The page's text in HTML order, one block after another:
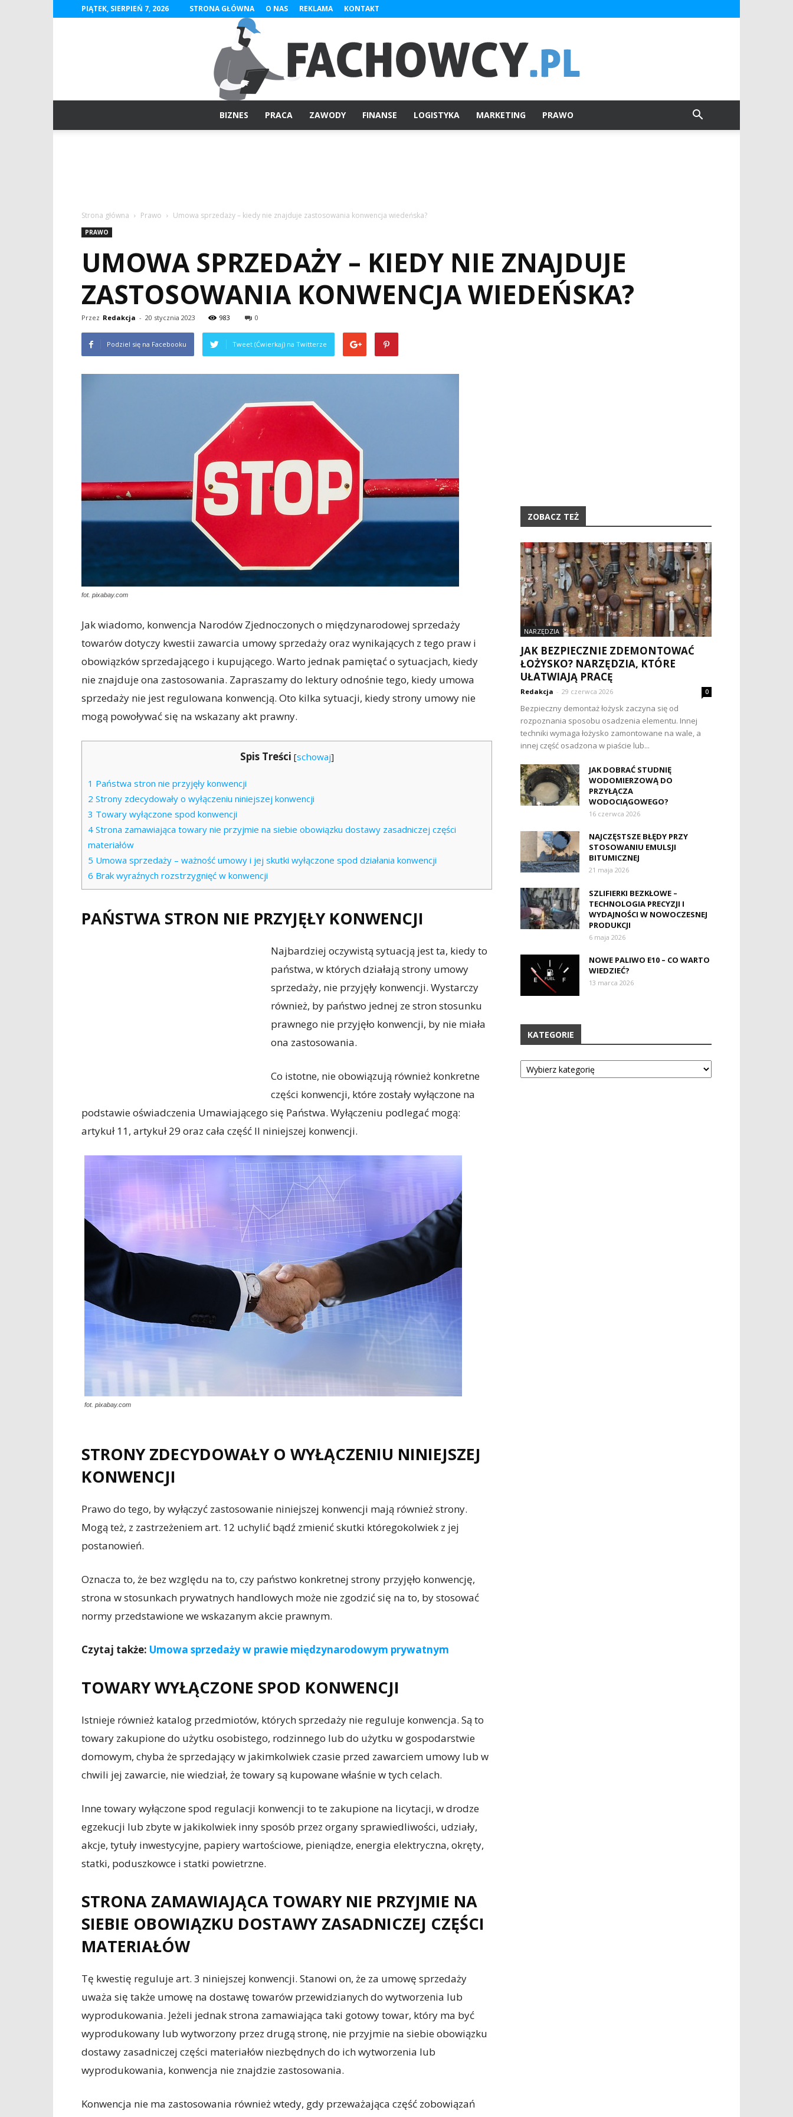
PIĄTEK, SIERPIEŃ 7, 2026 STRONA GŁÓWNA O NAS REKLAMA KONTAKT
BIZNES PRACA ZAWODY FINANSE LOGISTYKA MARKETING PRAWO
Strona główna Prawo Umowa sprzedaży – kiedy nie znajduje zastosowania konwencja wiedeńska?
PRAWO
UMOWA SPRZEDAŻY – KIEDY NIE ZNAJDUJE
ZASTOSOWANIA KONWENCJA WIEDEŃSKA?
Przez Redakcja - 20 stycznia 2023 983 0
Podziel się na Facebooku Tweet (Ćwierkaj) na Twitterze
fot. pixabay.com
Jak wiadomo, konwencja Narodów Zjednoczonych o międzynarodowej sprzedaży
towarów dotyczy kwestii zawarcia umowy sprzedaży oraz wynikających z tego praw i
obowiązków sprzedającego i kupującego. Warto jednak pamiętać o sytuacjach, kiedy
nie znajduje ona zastosowania. Zapraszamy do lektury odnośnie tego, kiedy umowa
sprzedaży nie jest regulowana konwencją. Oto kilka sytuacji, kiedy strony umowy nie
mogą powoływać się na wskazany akt prawny.
Spis Treści [schowaj]
1 Państwa stron nie przyjęły konwencji
2 Strony zdecydowały o wyłączeniu niniejszej konwencji
3 Towary wyłączone spod konwencji
4 Strona zamawiająca towary nie przyjmie na siebie obowiązku dostawy zasadniczej części
materiałów
5 Umowa sprzedaży – ważność umowy i jej skutki wyłączone spod działania konwencji
6 Brak wyraźnych rozstrzygnięć w konwencji
PAŃSTWA STRON NIE PRZYJĘŁY KONWENCJI
Najbardziej oczywistą sytuacją jest ta, kiedy to
państwa, w których działają strony umowy
sprzedaży, nie przyjęły konwencji. Wystarczy
również, by państwo jednej ze stron stosunku
prawnego nie przyjęło konwencji, by nie miała
ona zastosowania.
Co istotne, nie obowiązują również konkretne
części konwencji, które zostały wyłączone na
podstawie oświadczenia Umawiającego się Państwa. Wyłączeniu podlegać mogą:
artykuł 11, artykuł 29 oraz cała część II niniejszej konwencji.
fot. pixabay.com
STRONY ZDECYDOWAŁY O WYŁĄCZENIU NINIEJSZEJ
KONWENCJI
Prawo do tego, by wyłączyć zastosowanie niniejszej konwencji mają również strony.
Mogą też, z zastrzeżeniem art. 12 uchylić bądź zmienić skutki któregokolwiek z jej
postanowień.
Oznacza to, że bez względu na to, czy państwo konkretnej strony przyjęło konwencję,
strona w stosunkach prywatnych handlowych może nie zgodzić się na to, by stosować
normy przedstawione we wskazanym akcie prawnym.
Czytaj także: Umowa sprzedaży w prawie międzynarodowym prywatnym
TOWARY WYŁĄCZONE SPOD KONWENCJI
Istnieje również katalog przedmiotów, których sprzedaży nie reguluje konwencja. Są to
towary zakupione do użytku osobistego, rodzinnego lub do użytku w gospodarstwie
domowym, chyba że sprzedający w jakimkolwiek czasie przed zawarciem umowy lub w
chwili jej zawarcie, nie wiedział, że towary są kupowane właśnie w tych celach.
Inne towary wyłączone spod regulacji konwencji to te zakupione na licytacji, w drodze
egzekucji lub zbyte w jakikolwiek inny sposób przez organy sprawiedliwości, udziały,
akcje, tytuły inwestycyjne, papiery wartościowe, pieniądze, energia elektryczna, okręty,
statki, poduszkowce i statki powietrzne.
STRONA ZAMAWIAJĄCA TOWARY NIE PRZYJMIE NA
SIEBIE OBOWIĄZKU DOSTAWY ZASADNICZEJ CZĘŚCI
MATERIAŁÓW
Tę kwestię reguluje art. 3 niniejszej konwencji. Stanowi on, że za umowę sprzedaży
uważa się także umowę na dostawę towarów przewidzianych do wytworzenia lub
wyprodukowania. Jeżeli jednak strona zamawiająca taki gotowy towar, który ma być
wyprodukowany lub wytworzony przez drugą stronę, nie przyjmie na siebie obowiązku
dostawy zasadniczej części materiałów niezbędnych do ich wytworzenia lub
wyprodukowania, konwencja nie znajdzie zastosowania.
Konwencja nie ma zastosowania również wtedy, gdy przeważająca część zobowiązań
ZOBACZ TEŻ
NARZĘDZIA
JAK BEZPIECZNIE ZDEMONTOWAĆ
ŁOŻYSKO? NARZĘDZIA, KTÓRE
UŁATWIAJĄ PRACĘ
Redakcja - 29 czerwca 2026 0
Bezpieczny demontaż łożysk zaczyna się od
rozpoznania sposobu osadzenia elementu. Innej
techniki wymaga łożysko zamontowane na wale, a
innej część osadzona w piaście lub...
JAK DOBRAĆ STUDNIĘ
WODOMIERZOWĄ DO
PRZYŁĄCZA
WODOCIĄGOWEGO?
16 czerwca 2026
NAJCZĘSTSZE BŁĘDY PRZY
STOSOWANIU EMULSJI
BITUMICZNEJ
21 maja 2026
SZLIFIERKI BEZKŁOWE –
TECHNOLOGIA PRECYZJI I
WYDAJNOŚCI W NOWOCZESNEJ
PRODUKCJI
6 maja 2026
NOWE PALIWO E10 – CO WARTO
WIEDZIEĆ?
13 marca 2026
KATEGORIE
Kategorie